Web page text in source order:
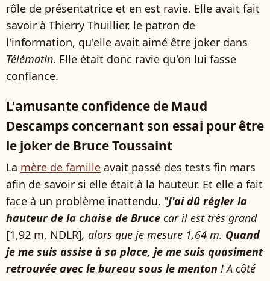
rôle de présentatrice et en est ravie. Elle avait fait
savoir à Thierry Thuillier, le patron de
l'information, qu'elle avait aimé être joker dans
Télématin. Elle était donc ravie qu'on lui fasse
confiance.
L'amusante confidence de Maud
Descamps concernant son essai pour être
le joker de Bruce Toussaint
La mère de famille avait passé des tests fin mars
afin de savoir si elle était à la hauteur. Et elle a fait
face à un problème inattendu. "J'ai dû régler la
hauteur de la chaise de Bruce car il est très grand
[1,92 m, NDLR], alors que je mesure 1,64 m. Quand
je me suis assise à sa place, je me suis quasiment
retrouvée avec le bureau sous le menton ! A côté